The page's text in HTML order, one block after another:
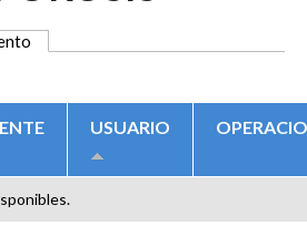
USUARIO